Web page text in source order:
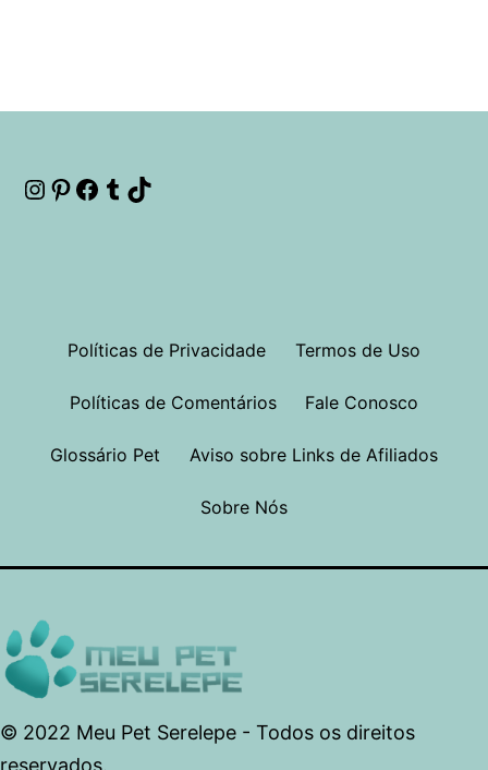
Instagram
Pinterest
Facebook
Tumblr
Políticas de Privacidade Termos de Uso
Políticas de Comentários Fale Conosco
Glossário Pet Aviso sobre Links de Afiliados
Sobre Nós
© 2022 Meu Pet Serelepe - Todos os direitos
reservados.